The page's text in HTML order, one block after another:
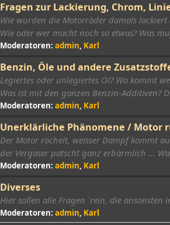
Fragen zur Lackierung, Chrom,
Wie wurden die Motorräder damals lackiert
Wie oder wer macht noch so etwas? Was
Moderatoren: admin, Karl
Benzin, Öle und andere
Legiertes oder unlegiertes Öl? Wo kommt
Was ist mit den ganzen Benzin-Additiven?
Moderatoren: admin, Karl
Unerklärliche Phänomene / Motor
Der Motor röchelt, weisser Dampf kommt
der Vergaser patscht ganz erbärmlich ...
Moderatoren: admin, Karl
Diverses
Hier sollen alle Fragen ´rein, die ansonsten
Moderatoren: admin, Karl